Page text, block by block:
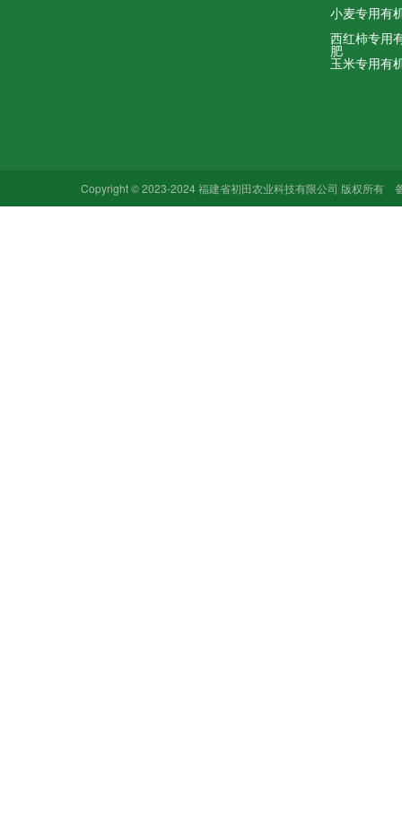
小麦专用有
西红柿专用
肥
玉米专用有
Copyright © 2023-2024 福建省初田农业科技有限公司 版权所有